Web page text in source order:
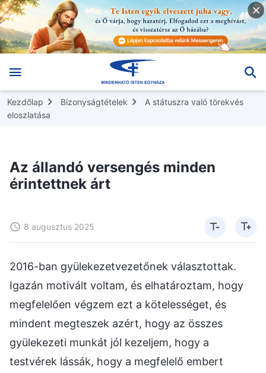
Kezdőlap Bizonyságtételek
A státuszra való törekvés
eloszlatása
Az állandó versengés minden
érintettnek árt
8 augusztus 2025
2016-ban gyülekezetvezetőnek választottak.
Igazán motivált voltam, és elhatároztam, hogy
megfelelően végzem ezt a kötelességet, és
mindent megteszek azért, hogy az összes
gyülekezeti munkát jól kezeljem, hogy a
testvérek lássák, hogy a megfelelő embert